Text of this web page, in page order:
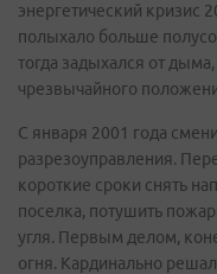
энергетический кризис
полыхало больше
тогда задыхался от
чрезвычайного
С января 2001 года
разрезоуправления.
короткие сроки снять
поселка, потушить
угля. Первым делом,
огня. Кардинально